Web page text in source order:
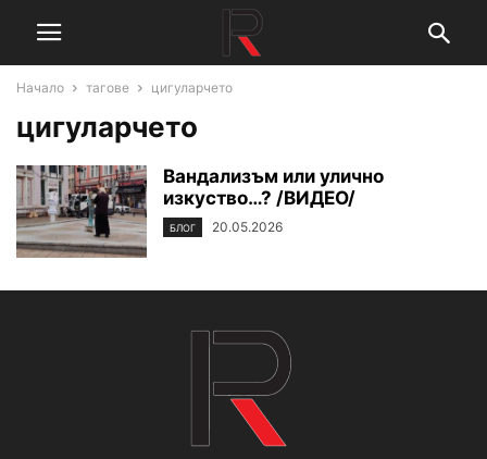
Начало тагове цигуларчето
цигуларчето
Вандализъм или улично
изкуство…? /ВИДЕО/
БЛОГ 20.05.2026